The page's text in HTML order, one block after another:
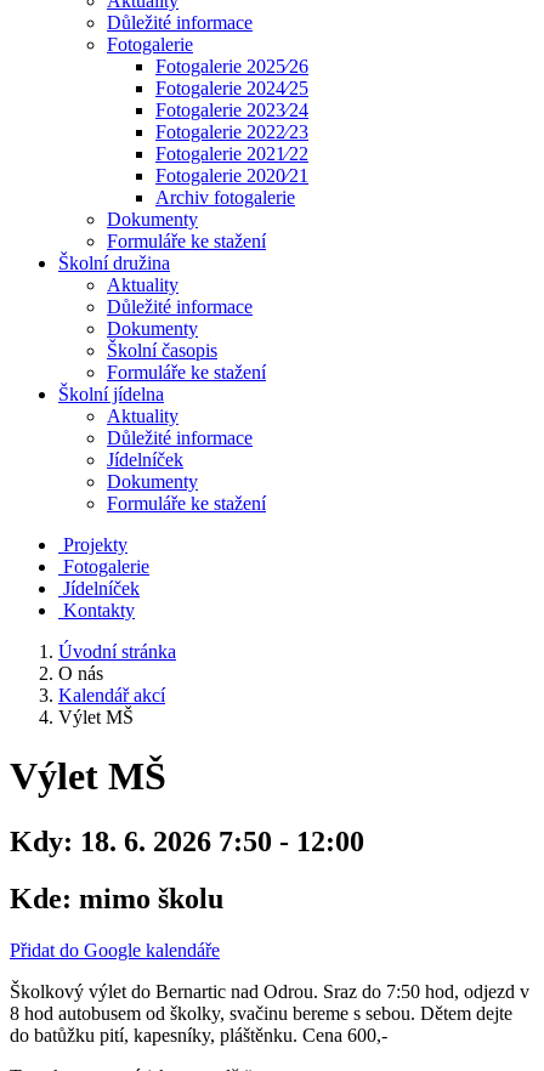
Důležité informace
Fotogalerie
Fotogalerie 2025⁄26
Fotogalerie 2024⁄25
Fotogalerie 2023⁄24
Fotogalerie 2022⁄23
Fotogalerie 2021⁄22
Fotogalerie 2020⁄21
Archiv fotogalerie
Dokumenty
Formuláře ke stažení
Školní družina
Aktuality
Důležité informace
Dokumenty
Školní časopis
Formuláře ke stažení
Školní jídelna
Aktuality
Důležité informace
Jídelníček
Dokumenty
Formuláře ke stažení
Projekty
Fotogalerie
Jídelníček
Kontakty
Úvodní stránka
O nás
Kalendář akcí
Výlet MŠ
Výlet MŠ
Kdy: 18. 6. 2026 7:50 - 12:00
Kde: mimo školu
Přidat do Google kalendáře
Školkový výlet do Bernartic nad Odrou. Sraz do 7:50 hod, odjezd v
8 hod autobusem od školky, svačinu bereme s sebou. Dětem dejte
do batůžku pití, kapesníky, pláštěnku. Cena 600,-